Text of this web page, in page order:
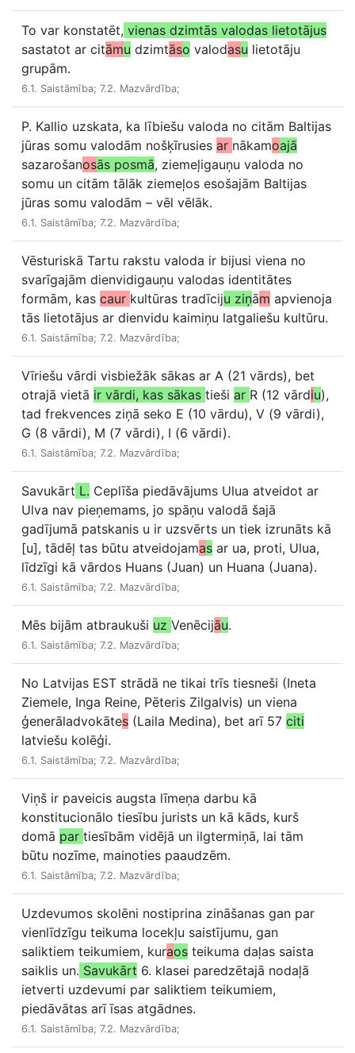
To var konstatēt, vienas dzimtās valodas lietotājus
sastatot ar citāmu dzimtāso valodasu lietotāju
grupām.
6.1. Saistāmība; 7.2. Mazvārdība;
P. Kallio uzskata, ka lībiešu valoda no citām Baltijas
jūras somu valodām nošķīrusies ar nākamoajā
sazarošanosās posmā, ziemeļigauņu valoda no
somu un citām tālāk ziemeļos esošajām Baltijas
jūras somu valodām – vēl vēlāk.
6.1. Saistāmība; 7.2. Mazvārdība;
Vēsturiskā Tartu rakstu valoda ir bijusi viena no
svarīgajām dienvidigauņu valodas identitātes
formām, kas caur kultūras tradīciju ziņām apvienoja
tās lietotājus ar dienvidu kaimiņu latgaliešu kultūru.
6.1. Saistāmība; 7.2. Mazvārdība;
Vīriešu vārdi visbiežāk sākas ar A (21 vārds), bet
otrajā vietā ir vārdi, kas sākas tieši ar R (12 vārdiu),
tad frekvences ziņā seko E (10 vārdu), V (9 vārdi),
G (8 vārdi), M (7 vārdi), I (6 vārdi).
6.1. Saistāmība; 7.2. Mazvārdība;
Savukārt L. Ceplīša piedāvājums Ulua atveidot ar
Ulva nav pieņemams, jo spāņu valodā šajā
gadījumā patskanis u ir uzsvērts un tiek izrunāts kā
[u], tādēļ tas būtu atveidojamas ar ua, proti, Ulua,
līdzīgi kā vārdos Huans (Juan) un Huana (Juana).
6.1. Saistāmība; 7.2. Mazvārdība;
Mēs bijām atbraukuši uz Venēcijāu.
6.1. Saistāmība; 7.2. Mazvārdība;
No Latvijas EST strādā ne tikai trīs tiesneši (Ineta
Ziemele, Inga Reine, Pēteris Zilgalvis) un viena
ģenerāladvokātes (Laila Medina), bet arī 57 citi
latviešu kolēģi.
6.1. Saistāmība; 7.2. Mazvārdība;
Viņš ir paveicis augsta līmeņa darbu kā
konstitucionālo tiesību jurists un kā kāds, kurš
domā par tiesībām vidējā un ilgtermiņā, lai tām
būtu nozīme, mainoties paaudzēm.
6.1. Saistāmība; 7.2. Mazvārdība;
Uzdevumos skolēni nostiprina zināšanas gan par
vienlīdzīgu teikuma locekļu saistījumu, gan
saliktiem teikumiem, kuraos teikuma daļas saista
saiklis un. Savukārt 6. klasei paredzētajā nodaļā
ietverti uzdevumi par saliktiem teikumiem,
piedāvātas arī īsas atgādnes.
6.1. Saistāmība; 7.2. Mazvārdība;